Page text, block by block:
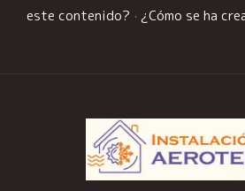
este contenido? · ¿Cómo se ha